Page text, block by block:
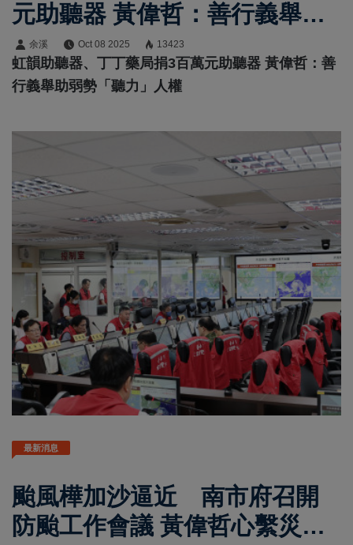
元助聽器 黃偉哲：善行義舉助
弱勢「聽力」人權
余溪 Oct 08 2025 13423
虹韻助聽器、丁丁藥局捐3百萬元助聽器 黃偉哲：善
行義舉助弱勢「聽力」人權
最新消息
颱風樺加沙逼近 南市府召開
防颱工作會議 黃偉哲心繫災民